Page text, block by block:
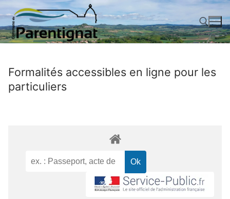
Aller
contenu
Formalités accessibles en ligne pour les
particuliers